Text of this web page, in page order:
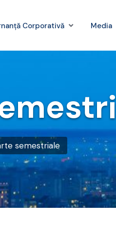
Corporativă Media
semestriale